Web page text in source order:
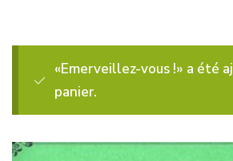
«Emerveillez-vous !» a été
panier.